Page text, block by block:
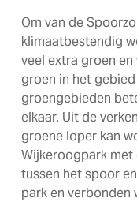
Om van de
klimaatbestendig
veel extra groen
groen in het
groengebieden
elkaar. Uit de
groene loper kan
Wijkeroogpark met
tussen het spoor
park en